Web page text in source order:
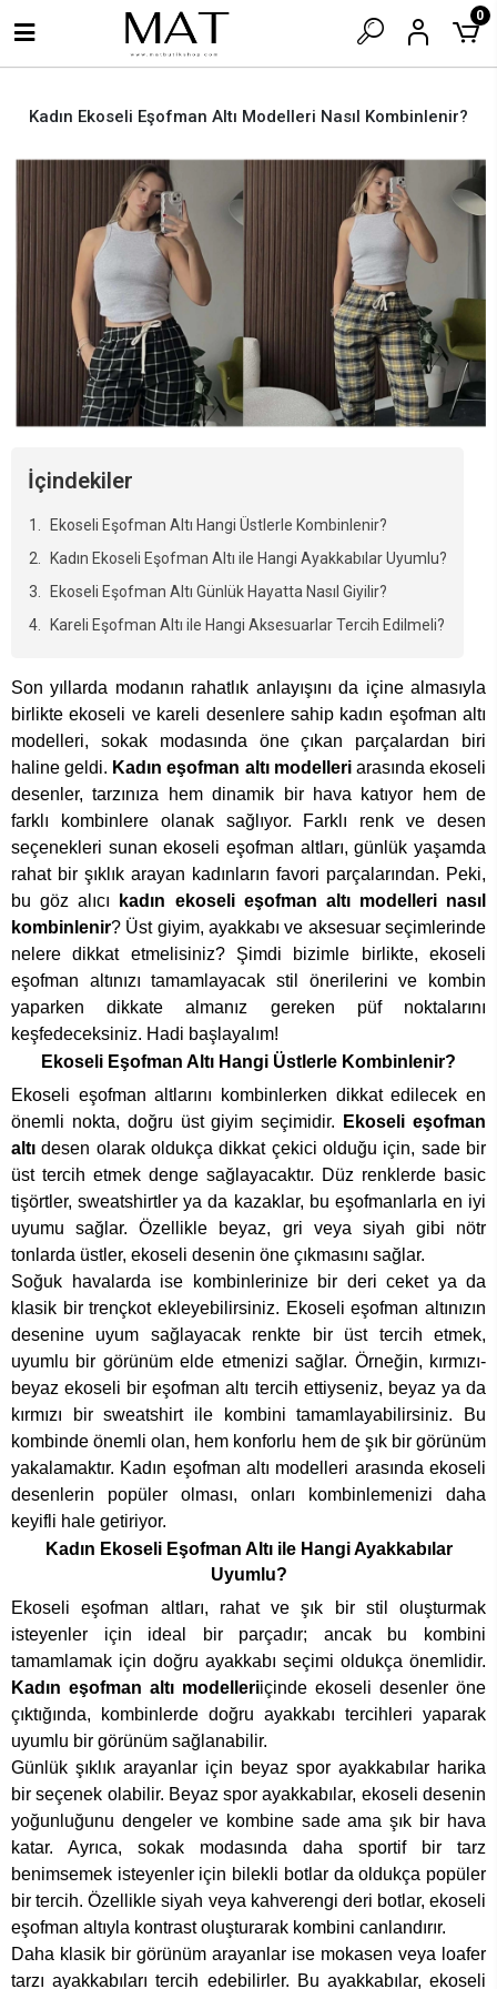
0
Kadın Ekoseli Eşofman Altı Modelleri Nasıl Kombinlenir?
İçindekiler
Ekoseli Eşofman Altı Hangi Üstlerle Kombinlenir?
Kadın Ekoseli Eşofman Altı ile Hangi Ayakkabılar Uyumlu?
Ekoseli Eşofman Altı Günlük Hayatta Nasıl Giyilir?
Kareli Eşofman Altı ile Hangi Aksesuarlar Tercih Edilmeli?
Son yıllarda modanın rahatlık anlayışını da içine almasıyla
birlikte ekoseli ve kareli desenlere sahip kadın eşofman altı
modelleri, sokak modasında öne çıkan parçalardan biri
haline geldi. Kadın eşofman altı modelleriarasında ekoseli
desenler, tarzınıza hem dinamik bir hava katıyor hem de
farklı kombinlere olanak sağlıyor. Farklı renk ve desen
seçenekleri sunan ekoseli eşofman altları, günlük yaşamda
rahat bir şıklık arayan kadınların favori parçalarından. Peki,
bu göz alıcı
kadın ekoseli eşofman altı modelleri nasıl
kombinlenir? Üst giyim, ayakkabı ve aksesuar seçimlerinde
nelere dikkat etmelisiniz? Şimdi bizimle birlikte, ekoseli
eşofman altınızı tamamlayacak stil önerilerini ve kombin
yaparken dikkate almanız gereken püf noktalarını
keşfedeceksiniz. Hadi başlayalım!
Ekoseli Eşofman Altı Hangi Üstlerle Kombinlenir?
Ekoseli eşofman altlarını kombinlerken dikkat edilecek en
önemli nokta, doğru üst giyim seçimidir.
Ekoseli eşofman
altı desen olarak oldukça dikkat çekici olduğu için, sade bir
üst tercih etmek denge sağlayacaktır. Düz renklerde basic
tişörtler, sweatshirtler ya da kazaklar, bu eşofmanlarla en iyi
uyumu sağlar. Özellikle beyaz, gri veya siyah gibi nötr
tonlarda üstler, ekoseli desenin öne çıkmasını sağlar.
Soğuk havalarda ise kombinlerinize bir deri ceket ya da
klasik bir trençkot ekleyebilirsiniz. Ekoseli eşofman altınızın
desenine uyum sağlayacak renkte bir üst tercih etmek,
uyumlu bir görünüm elde etmenizi sağlar. Örneğin, kırmızı-
beyaz ekoseli bir eşofman altı tercih ettiyseniz, beyaz ya da
kırmızı bir sweatshirt ile kombini tamamlayabilirsiniz. Bu
kombinde önemli olan, hem konforlu hem de şık bir görünüm
yakalamaktır. Kadın eşofman altı modelleri arasında ekoseli
desenlerin popüler olması, onları kombinlemenizi daha
keyifli hale getiriyor.
Kadın Ekoseli Eşofman Altı ile Hangi Ayakkabılar
Uyumlu?
Ekoseli eşofman altları, rahat ve şık bir stil oluşturmak
isteyenler için ideal bir parçadır; ancak bu kombini
tamamlamak için doğru ayakkabı seçimi oldukça önemlidir.
Kadın eşofman altı modelleriiçinde ekoseli desenler öne
çıktığında, kombinlerde doğru ayakkabı tercihleri yaparak
uyumlu bir görünüm sağlanabilir.
Günlük şıklık arayanlar için beyaz spor ayakkabılar harika
bir seçenek olabilir. Beyaz spor ayakkabılar, ekoseli desenin
yoğunluğunu dengeler ve kombine sade ama şık bir hava
katar. Ayrıca, sokak modasında daha sportif bir tarz
benimsemek isteyenler için bilekli botlar da oldukça popüler
bir tercih. Özellikle siyah veya kahverengi deri botlar, ekoseli
eşofman altıyla kontrast oluşturarak kombini canlandırır.
Daha klasik bir görünüm arayanlar ise mokasen veya loafer
tarzı ayakkabıları tercih edebilirler. Bu ayakkabılar, ekoseli